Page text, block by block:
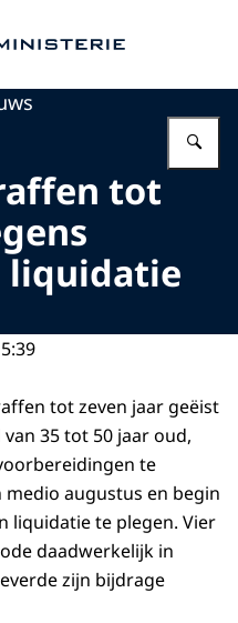
tot
liquidatie
tot zeven jaar geëist
35 tot 50 jaar oud,
te
augustus en begin
liquidatie te plegen. Vier
daadwerkelijk in
zijn bijdrage